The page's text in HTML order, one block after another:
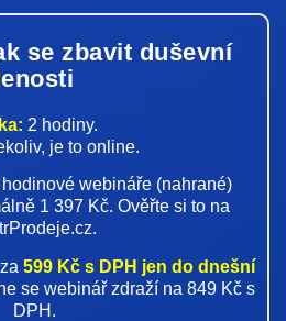
se zbavit duševní
2 hodiny.
je to online.
webináře (nahrané)
1 397 Kč. Ověřte si to na
599 Kč s DPH jen do dnešní
se webinář zdraží na 849 Kč s
DPH.